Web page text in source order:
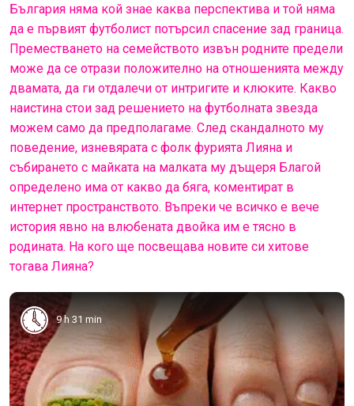
България няма кой знае каква перспектива и той няма
да е първият футболист потърсил спасение зад граница.
Преместването на семейството извън родните предели
може да се отрази положително на отношенията между
двамата, да ги отдалечи от интригите и клюките. Какво
наистина стои зад решението на футболната звезда
можем само да предполагаме. След скандалното му
поведение, изневярата с фолк фурията Лияна и
събирането с майката на малката му дъщеря Благой
определено има от какво да бяга, коментират в
интернет пространството. Въпреки че всичко е вече
история явно на влюбената двойка им е тясно в
родината. На кого ще посвещава новите си хитове
тогава Лияна?
9 h 31 min